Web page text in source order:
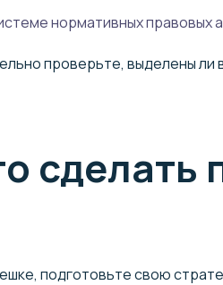
нормативных правовых
проверьте, выделены ли
сделать
подготовьте свою